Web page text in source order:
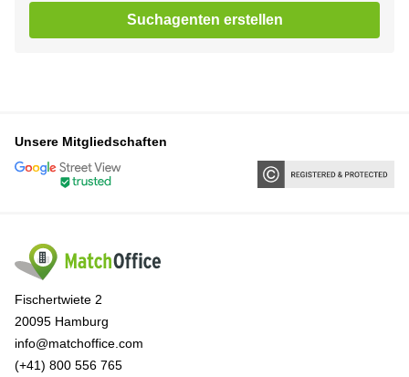
Suchagenten erstellen
Unsere Mitgliedschaften
Fischertwiete 2
20095 Hamburg
info@matchoffice.com
(+41) 800 556 765